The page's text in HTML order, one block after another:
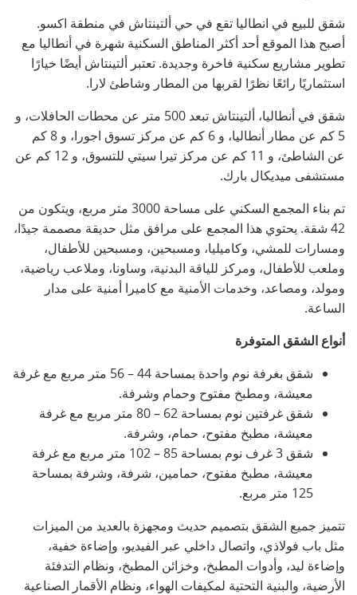
شقق للبيع في انطاليا تقع في حي ألتينتاش في منطقة اكسو.
أصبح هذا الموقع أحد أكثر المناطق السكنية شهرة في أنطاليا مع
تطوير مشاريع سكنية فاخرة وجديدة. تعتبر ألتينتاش أيضًا خيارًا
استثماريًا رائعًا نظرًا لقربها من المطار وشاطئ لارا.
شقق في أنطاليا، ألتينتاش تبعد 500 متر عن محطات الحافلات، و
5 كم عن مطار أنطاليا، و 6 كم عن مركز تسوق اجورا، و 8 كم
عن الشاطئ، و 11 كم عن مركز تيرا سيتي للتسوق، و 12 كم عن
مستشفى ميديكال بارك.
تم بناء المجمع السكني على مساحة 3000 متر مربع، ويتكون من
42 شقة. يحتوي هذا المجمع على مرافق مثل حديقة مصممة جيدًا،
ومسارات للمشي، وكاميليا، ومسبحين، ومسبحين للأطفال،
وملعب للأطفال، ومركز للياقة البدنية، وساونا، وملاعب رياضية،
ومولد، ومصاعد، وخدمات الأمنية مع كاميرا أمنية على مدار
الساعة.
أنواع الشقق المتوفرة
شقق بغرفة نوم واحدة بمساحة 44 – 56 متر مربع مع غرفة
معيشة، ومطبخ مفتوح وحمام وشرفة.
شقق غرفتين نوم بمساحة 62 – 80 متر مربع مع غرفة
معيشة، مطبخ مفتوح، حمام، وشرفة.
شقق 3 غرف نوم بمساحة 85 – 102 متر مربع مع غرفة
معيشة، مطبخ مفتوح، حمامين، شرفة، وشرفة بمساحة
125 متر مربع.
تتميز جميع الشقق بتصميم حديث ومجهزة بالعديد من الميزات
مثل باب فولاذي، واتصال داخلي عبر الفيديو، وإضاءة خفية،
وإضاءة ليد، وأدوات المطبخ، وخزائن المطبخ، ونظام التدفئة
الأرضية، والبنية التحتية لمكيفات الهواء، ونظام الأقمار الصناعية